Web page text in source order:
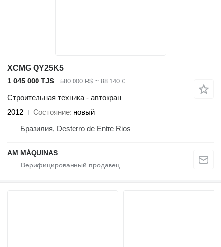
XCMG QY25K5
1 045 000 TJS
580 000 R$ ≈ 98 140 €
Строительная техника - автокран
2012
Состояние новый
Бразилия, Desterro de Entre Rios
AM MÁQUINAS